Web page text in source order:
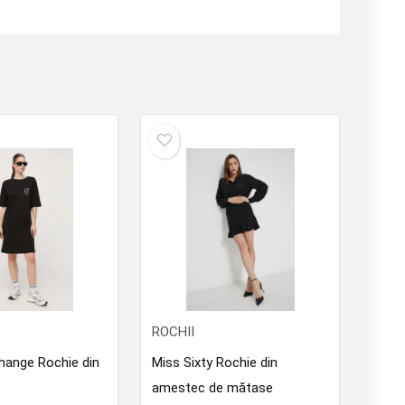
Rochie din
ROCHII
Miss Sixty Rochie din
amestec de mătase